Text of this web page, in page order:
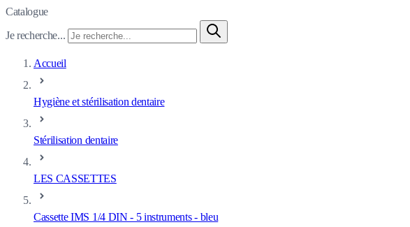
Catalogue
Je recherche...
Accueil
Hygiène et stérilisation dentaire
Stérilisation dentaire
LES CASSETTES
Cassette IMS 1/4 DIN - 5 instruments - bleu